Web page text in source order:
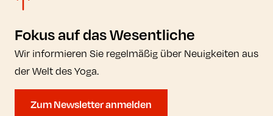
Fokus auf das Wesentliche
Wir informieren Sie regelmäßig über Neuigkeiten aus
der Welt des Yoga.
Zum Newsletter anmelden